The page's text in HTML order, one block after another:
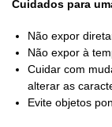
Cuidados para
Não expor
Não expor à
Cuidar com
alterar as
Evite objetos